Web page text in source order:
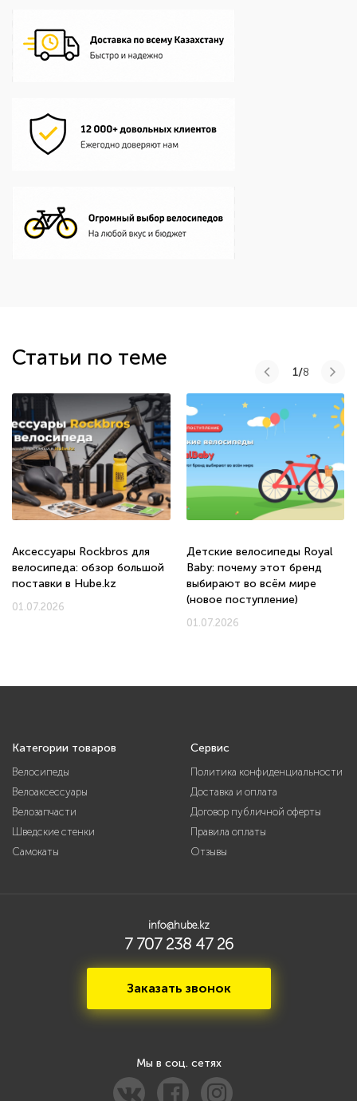
Статьи по теме
Аксессуары Rockbros для
велосипеда: обзор большой
поставки в Hube.kz
01.07.2026
Детские велосипеды Royal
Baby: почему этот бренд
выбирают во всём мире
(новое поступление)
01.07.2026
1/8
Категории товаров
Велосипеды
Велоаксессуары
Велозапчасти
Шведские стенки
Самокаты
Сервис
Политика конфиденциальности
Доставка и оплата
Договор публичной оферты
Правила оплаты
Отзывы
info@hube.kz
7 707 238 47 26
Заказать звонок
Мы в соц. сетях